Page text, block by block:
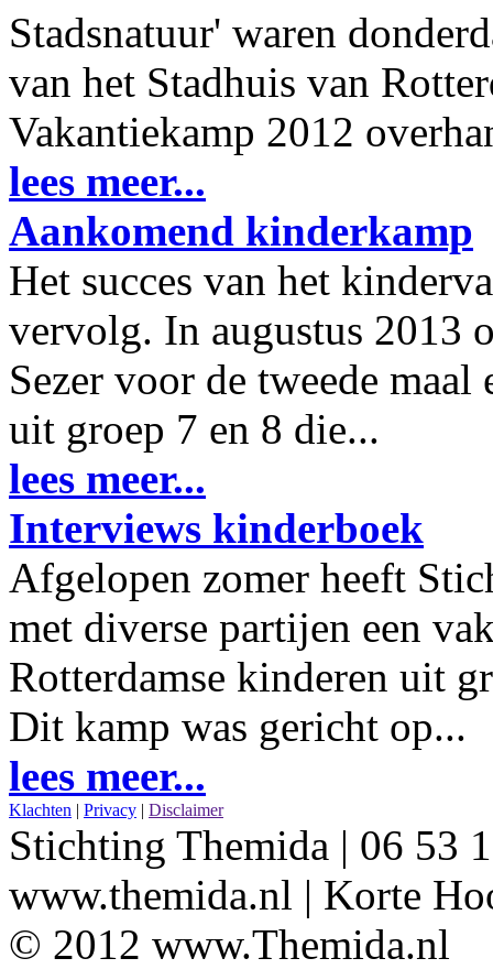
Stadsnatuur' waren
van het Stadhuis van
Vakantiekamp 2012
lees meer...
Aankomend kinderkamp
Het succes van het
vervolg. In augustus 2013
Sezer voor de tweede
uit groep 7 en 8 die...
lees meer...
Interviews kinderboek
Afgelopen zomer heeft
met diverse partijen een
Rotterdamse kinderen uit
Dit kamp was gericht op...
lees meer...
Klachten | Privacy | Disclaimer
Stichting Themida | 06 53
www.themida.nl | Korte
© 2012 www.Themida.nl